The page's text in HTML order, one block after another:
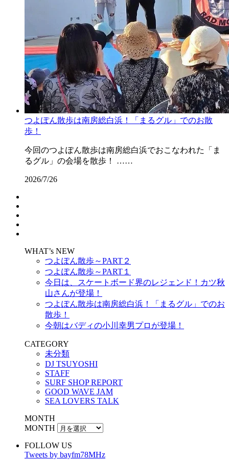
つよぽん散歩は南房総白浜！「まるグル」でのお散
歩！
今回のつよぽん散歩は南房総白浜でおこなわれた「ま
るグル」の会場を散歩！ ……
2026/7/26
WHAT’s NEW
つよぽん散歩～PART２
つよぽん散歩～PART１
今日は、スケートボード界のレジェンド！カツ秋
山さんが登場！
つよぽん散歩は南房総白浜！「まるグル」でのお
散歩！
今朝はバディの小川幸男プロが登場！
CATEGORY
未分類
DJ TSUYOSHI
STAFF
SURF SHOP REPORT
GOOD WAVE JAM
SEA LOVERS TALK
MONTH
MONTH
FOLLOW US
Tweets by bayfm78MHz